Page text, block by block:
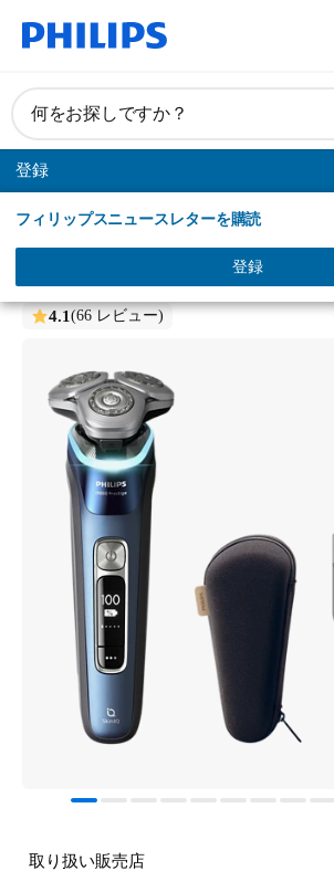
何をお探しですか？
登録
フィリップスニュースレターを購読
登録
シリーズシェーバー
ウェット＆ドライ電動シェーバー
4.1 (66 レビュー)
取り扱い販売店